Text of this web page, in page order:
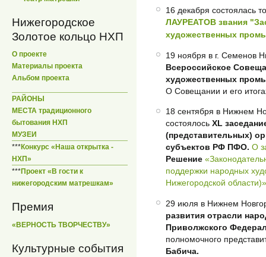
Нижегородское
Золотое кольцо НХП
О проекте
Материалы проекта
Альбом проекта
РАЙОНЫ
МЕСТА традиционного
бытования НХП
МУЗЕИ
***Конкурс «Наша открытка -
НХП»
***Проект «В гости к
нижегородским матрешкам»
Премия
«ВЕРНОСТЬ ТВОРЧЕСТВУ»
Культурные события
16 декабря состоялась
ЛАУРЕАТОВ звания
художественных
19 ноября в г. Семенов
Всероссийское
художественных
О Совещании и его
18 сентября в Нижнем
состоялось XL
(представительных)
субъектов РФ ПФО. О
Решение
поддержки народных
Нижегородской области)»
29 июля в Нижнем
развития отрасли
Приволжского
полномочного
Бабича.